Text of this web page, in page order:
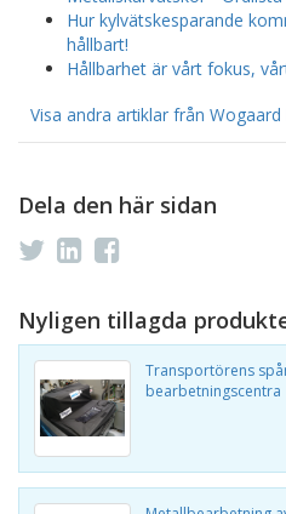
Hur kylvätskesparande
hållbart!
Hållbarhet är vårt fokus,
Visa andra artiklar från Wogaard
Dela den här sidan
Nyligen tillagda
Transportörens
bearbetningscentra